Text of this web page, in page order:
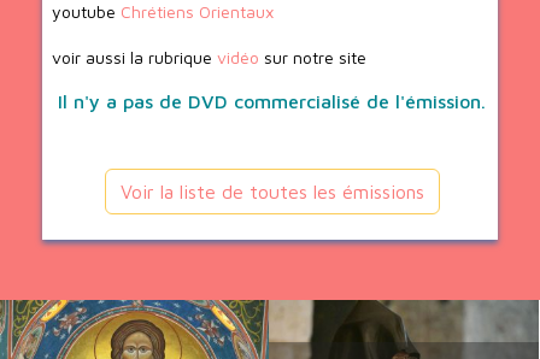
youtube Chrétiens Orientaux
voir aussi la rubrique vidéo sur notre site
Il n'y a pas de DVD commercialisé de l'émission.
Voir la liste de toutes les émissions